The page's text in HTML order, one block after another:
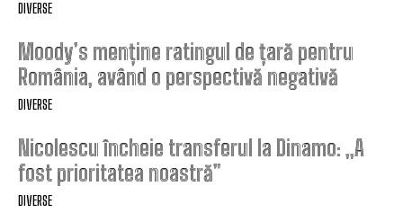
DIVERSE
Moody’s menține ratingul de țară pentru
România, având o perspectivă negativă
DIVERSE
Nicolescu încheie transferul la Dinamo: „A
fost prioritatea noastră”
DIVERSE